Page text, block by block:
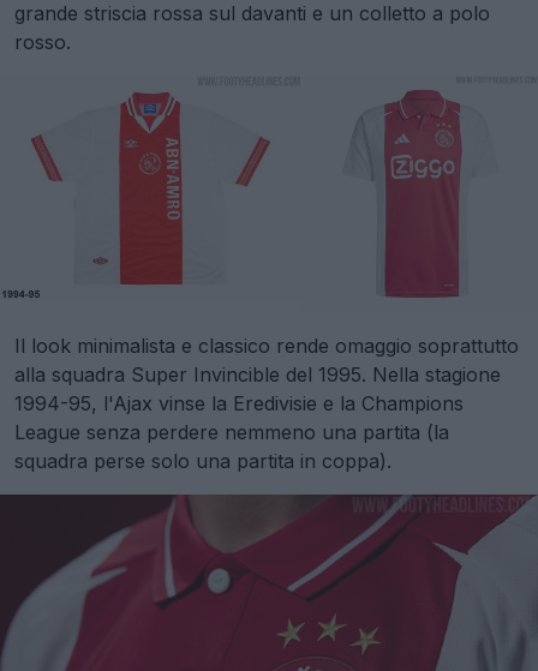
grande striscia rossa sul davanti e un colletto a polo
rosso.
Il look minimalista e classico rende omaggio soprattutto
alla squadra Super Invincible del 1995. Nella stagione
1994-95, l'Ajax vinse la Eredivisie e la Champions
League senza perdere nemmeno una partita (la
squadra perse solo una partita in coppa).